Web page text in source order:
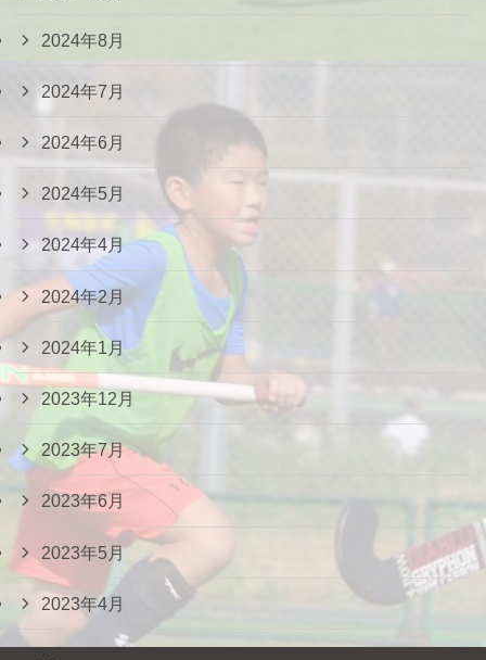
2024年8月
2024年7月
2024年6月
2024年5月
2024年4月
2024年2月
2024年1月
2023年12月
2023年7月
2023年6月
2023年5月
2023年4月